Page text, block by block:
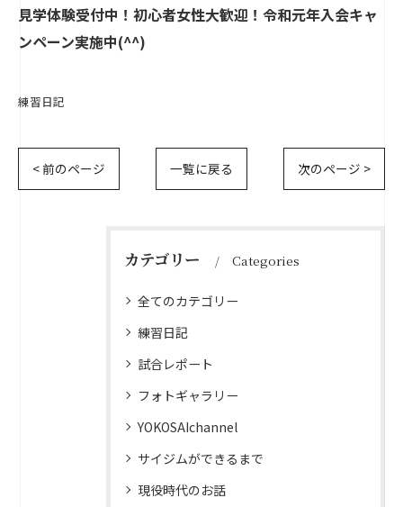
見学体験受付中！初心者女性大歓迎！令和元年入会キャ
ンペーン実施中(^^)
練習日記
< 前のページ 一覧に戻る 次のページ >
カテゴリー Categories
全てのカテゴリー
練習日記
試合レポート
フォトギャラリー
YOKOSAIchannel
サイジムができるまで
現役時代のお話